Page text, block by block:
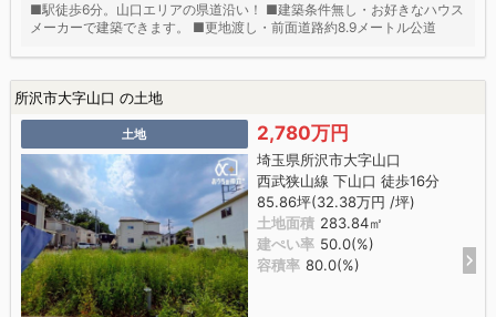
■駅徒歩6分。山口エリアの県道沿い！ ■建築条件無し・お好きなハウス
メーカーで建築できます。 ■更地渡し・前面道路約8.9メートル公道
所沢市大字山口 の土地
土地 2,780万円
埼玉県所沢市大字山口
西武狭山線 下山口 徒歩16分
85.86坪(32.38万円 /坪)
土地面積 283.84㎡
建ぺい率 50.0(%)
容積率 80.0(%)